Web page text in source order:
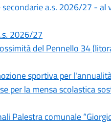
a.s. 2026/27 - al
2026/27
del Pennello 34
sportiva per
per la mensa scolastica
Palestra comunale